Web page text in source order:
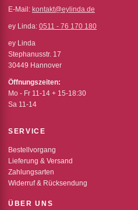
E-Mail: kontakt@eylinda.de
ey Linda: 0511 - 76 170 180
ey Linda
Stephanusstr. 17
30449 Hannover
Öffnungszeiten:
Mo - Fr 11-14 + 15-18:30
Sa 11-14
SERVICE
Bestellvorgang
Lieferung & Versand
Zahlungsarten
Widerruf & Rücksendung
ÜBER UNS